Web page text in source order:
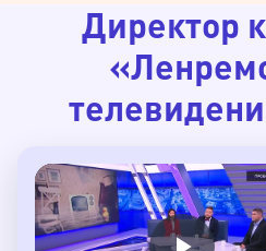
Директор